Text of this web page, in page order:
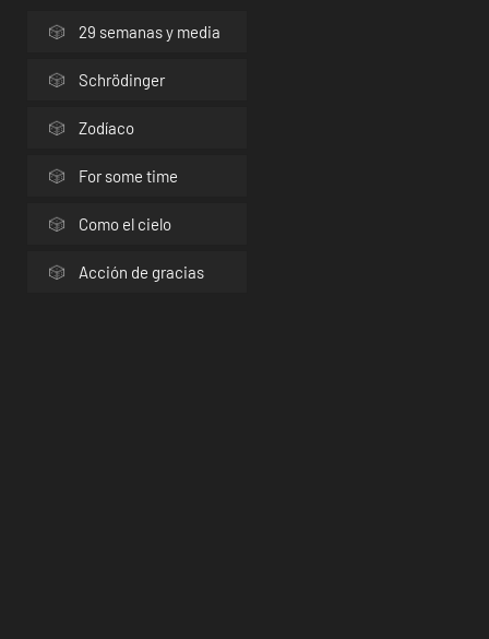
29 semanas y media
Schrödinger
Zodíaco
For some time
Como el cielo
Acción de gracias